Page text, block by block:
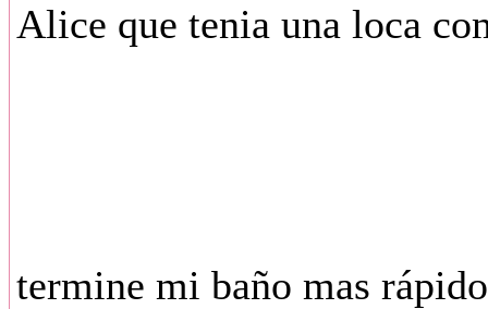
Alice que tenia una loca
termine mi baño mas